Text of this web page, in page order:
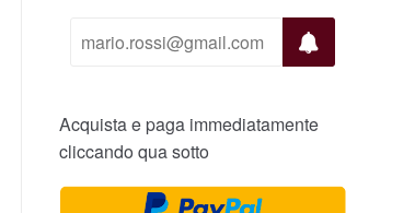
Acquista e paga immediatamente
cliccando qua sotto